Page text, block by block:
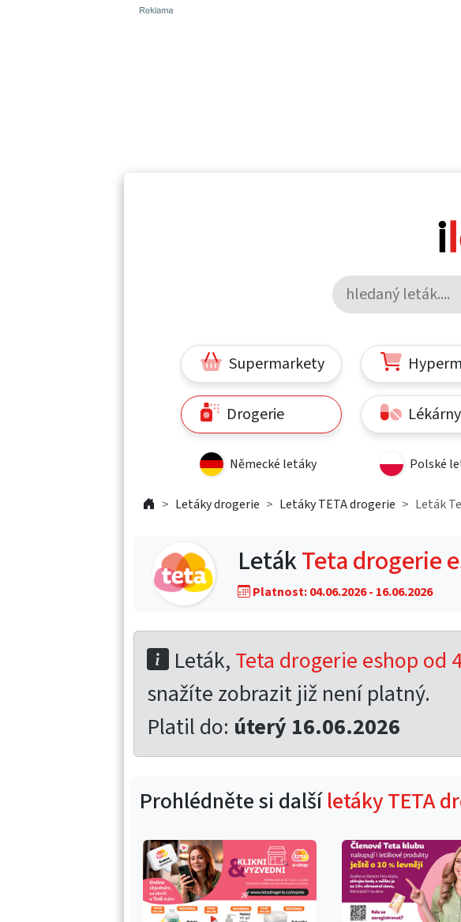
Supermarkety
Drogerie Lékárny
Německé letáky Polské
Letáky drogerie Letáky TETA drogerie Leták
LetákTeta drogerie
Platnost: 04.06.2026 - 16.06.2026
Leták, Teta drogerie eshop od
snažíte zobrazit již není platný.
Platil do: úterý 16.06.2026
Prohlédněte si dalšíletáky TETA